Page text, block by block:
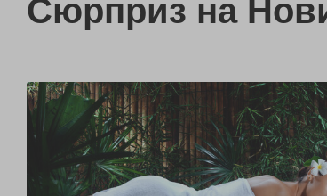
Сюрприз на